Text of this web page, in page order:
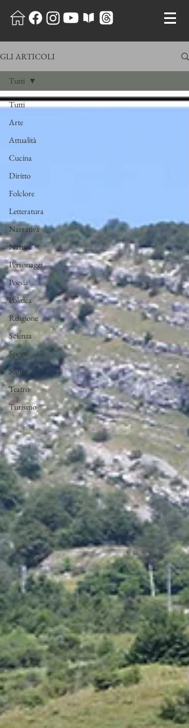
GLI ARTICOLI
Tutti
Arte
Attualità
Cucina
Diritto
Folclore
Letteratura
Narrativa
Natura
Personaggi
Poesia
Politica
Religione
Scienza
Sport
Storia
Teatro
Turismo
Tutti